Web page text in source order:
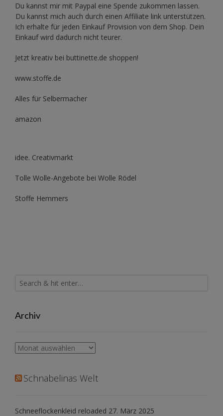
Du kannst mir mit Paypal eine Spende zukommen lassen.
Du kannst mich auch durch einen Affiliate link unterstützen.
Ich erhalte für jeden Einkauf Provision von dem Shop. Dein
Einkauf wird dadurch nicht teurer.
Jetzt kreativ bei buttinette.de shoppen!
www.stoffe.de
Alles für Selbermacher
amazon
idee. Creativmarkt
Tolle Wolle-Angebote bei Wolle Rödel
Stoffe Hemmers
Archiv
Archiv
Schnabelinas Welt
Schneeflockenkleid reloaded 27. März 2025